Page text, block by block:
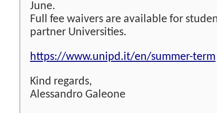
June.
Full fee waivers are available for
partner Universities.
https://www.unipd.it/en/summer-term
Kind regards,
Alessandro Galeone